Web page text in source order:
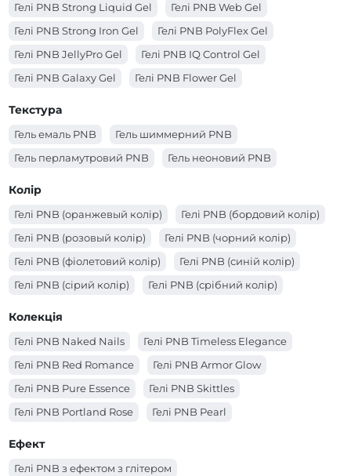
Гелі PNB Strong Liquid Gel
Гелі PNB Web Gel
Гелі PNB Strong Iron Gel
Гелі PNB PolyFlex Gel
Гелі PNB JellyPro Gel
Гелі PNB IQ Control Gel
Гелі PNB Galaxy Gel
Гелі PNB Flower Gel
Текстура
Гель емаль PNB
Гель шиммерний PNB
Гель перламутровий PNB
Гель неоновий PNB
Колір
Гелі PNB (оранжевый колір)
Гелі PNB (бордовий колір)
Гелі PNB (розовый колір)
Гелі PNB (чорний колір)
Гелі PNB (фіолетовий колір)
Гелі PNB (синій колір)
Гелі PNB (сірий колір)
Гелі PNB (срібний колір)
Гелі PNB (білий колір)
Колекція
Гелі PNB Naked Nails
Гелі PNB Timeless Elegance
Гелі PNB Red Romance
Гелі PNB Armor Glow
Гелі PNB Pure Essence
Гелі PNB Skittles
Гелі PNB Portland Rose
Гелі PNB Pearl
Ефект
Гелі PNB з ефектом з глітером